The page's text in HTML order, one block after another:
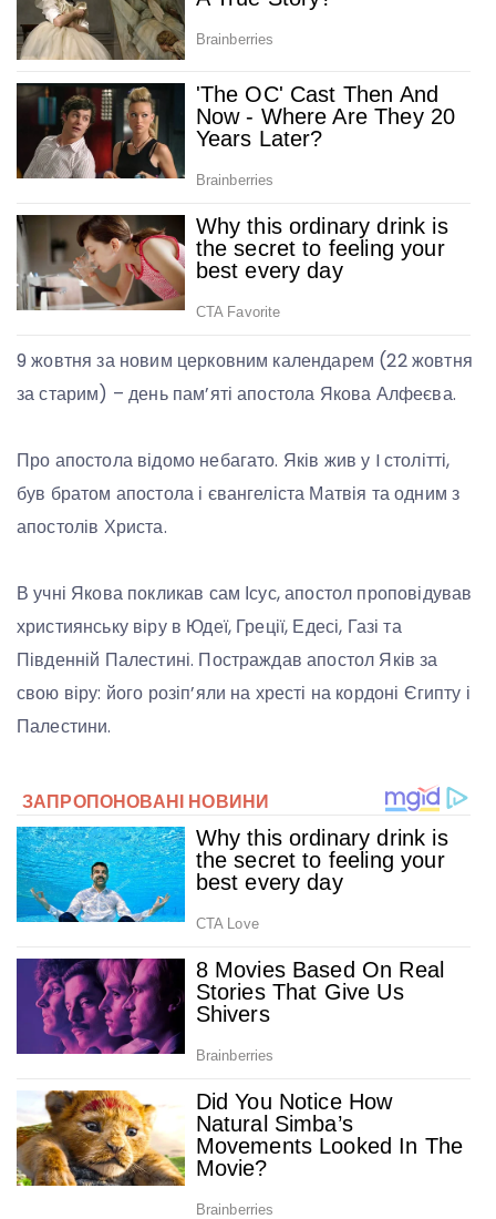
9 жовтня за новим церковним календарем (22 жовтня
за старим) – день пам’яті апостола Якова Алфеєва.
Про апостола відомо небагато. Яків жив у I столітті,
був братом апостола і євангеліста Матвія та одним з
апостолів Христа.
В учні Якова покликав сам Ісус, апостол проповідував
християнську віру в Юдеї, Греції, Едесі, Газі та
Південній Палестині. Постраждав апостол Яків за
свою віру: його розіп’яли на хресті на кордоні Єгипту і
Палестини.